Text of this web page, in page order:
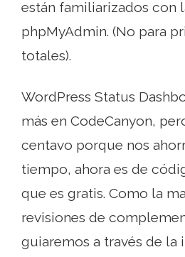
están familiarizados con
phpMyAdmin. (No para
totales).
WordPress Status
más en CodeCanyon,
centavo porque nos
tiempo, ahora es de
que es gratis. Como la
revisiones de
guiaremos a través de la